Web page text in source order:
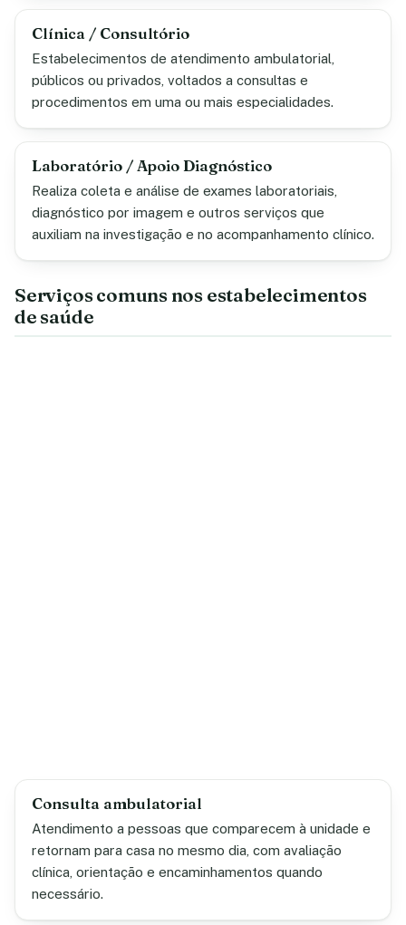
Clínica / Consultório
Estabelecimentos de atendimento ambulatorial,
públicos ou privados, voltados a consultas e
procedimentos em uma ou mais especialidades.
Laboratório / Apoio Diagnóstico
Realiza coleta e análise de exames laboratoriais,
diagnóstico por imagem e outros serviços que
auxiliam na investigação e no acompanhamento clínico.
Serviços comuns nos estabelecimentos
de saúde
Consulta ambulatorial
Atendimento a pessoas que comparecem à unidade e
retornam para casa no mesmo dia, com avaliação
clínica, orientação e encaminhamentos quando
necessário.